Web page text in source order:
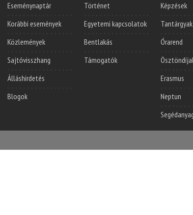
Eseménynaptár
Korábbi események
Közlemények
Sajtóvisszhang
Álláshirdetés
Blogok
Történet
Egyetemi kapcsolatok
Bentlakás
Támogatók
Képzések
Tantárgyak
Órarend
Erasmus
Neptun